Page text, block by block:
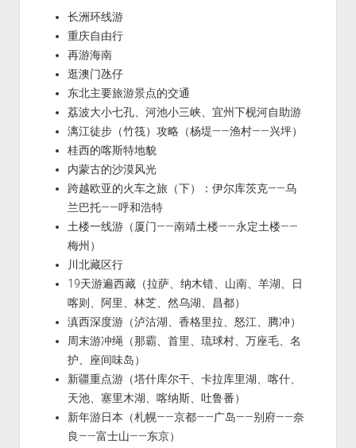
长洲环线游
重庆自由行
再游海南
逛澳门氹仔
东北主要旅游景点的交通
荔波大小七孔、河池小三峡、宜州下枧河自助游
漓江徒步（竹筏）攻略（杨堤——渔村——兴坪）
桂西的喀斯特地貌
内蒙古的沙漠风光
跨越欧亚的火车之旅（下）：伊尔库茨克——乌
兰巴托——呼和浩特
土楼一线游（厦门——南靖土楼——永定土楼——
梅州）
川北藏区行
19天游遍西藏（拉萨、纳木错、山南、羊湖、日
喀则、阿里、林芝、然乌湖、昌都）
滇西深度游（泸沽湖、香格里拉、怒江、腾冲）
周末游冲绳（那霸、首里、琉球村、万座毛、名
护、座间味岛）
新疆重点游（塔什库尔干、卡拉库里湖、喀什、
天池、塞里木湖、喀纳斯、吐鲁番）
新年游日本（札幌——京都——广岛——别府——奈
良——富士山——东京）